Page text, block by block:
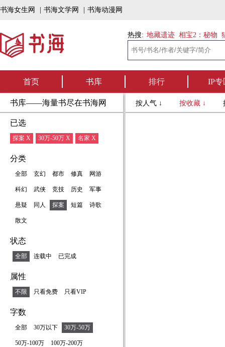
书海女生网 书海文学网 书海动漫网
热搜: 地藏遗迹 相宝2：秘物
首页 书库 排行 IP专
书库——海量书尽在书海网
已选
探案 X 30万-50万 X 名家 X
分类
全部 玄幻 都市 修真 网游
科幻 武侠 竞技 历史 军事
悬疑 同人 探案 短篇 诗歌
散文
状态
全部 连载中 已完成
属性
不限 只看免费 只看VIP
字数
全部 30万以下 30万-50万
50万-100万 100万-200万
按人气 ↓ 按收藏 ↓